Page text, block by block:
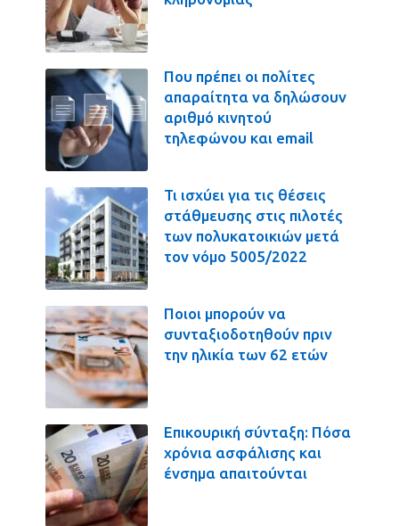
Που πρέπει οι πολίτες
απαραίτητα να δηλώσουν
αριθμό κινητού
τηλεφώνου και email
Τι ισχύει για τις θέσεις
στάθμευσης στις πιλοτές
των πολυκατοικιών μετά
τον νόμο 5005/2022
Ποιοι μπορούν να
συνταξιοδοτηθούν πριν
την ηλικία των 62 ετών
Επικουρική σύνταξη: Πόσα
χρόνια ασφάλισης και
ένσημα απαιτούνται